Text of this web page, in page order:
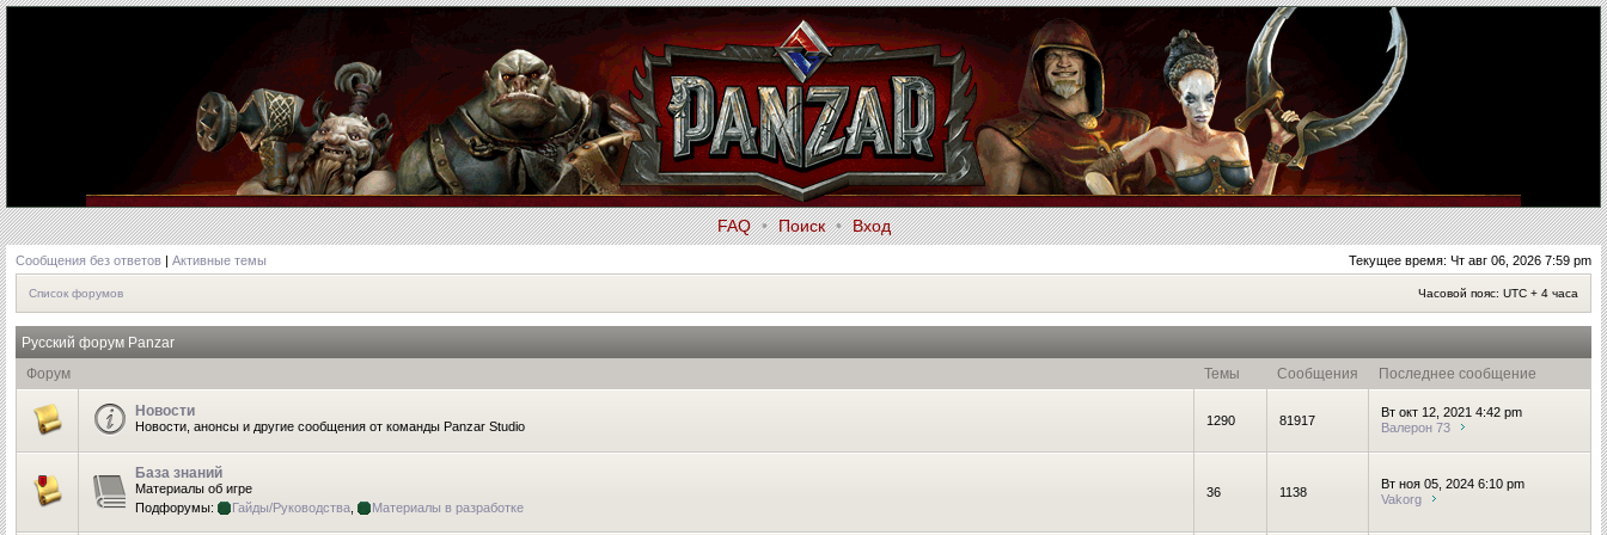
FAQ • Поиск • Вход
Сообщения без ответов | Активные темы Текущее время: Чт авг 06, 2026 7:59 pm
Список форумов Часовой пояс: UTC + 4 часа
Русский форум Panzar
Форум
Темы Сообщения Последнее сообщение
Новости
Новости, анонсы и другие сообщения от команды Panzar Studio 1290 81917
Вт окт 12, 2021 4:42 pm
Валерон 73
База знаний
Материалы об игре
Подфорумы:
Гайды/Руководства Материалы в разработке
36 1138
Вт ноя 05, 2024 6:10 pm
Vakorg